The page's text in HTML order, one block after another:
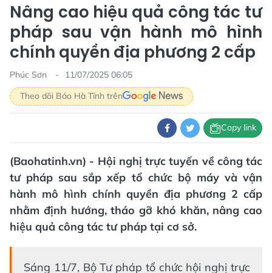
Nâng cao hiệu quả công tác tư
pháp sau vận hành mô hình
chính quyền địa phương 2 cấp
Phúc Sơn
11/07/2025 06:05
Theo dõi Báo Hà Tĩnh trên
Copy link
(Baohatinh.vn) - Hội nghị trực tuyến về công tác
tư pháp sau sắp xếp tổ chức bộ máy và vận
hành mô hình chính quyền địa phương 2 cấp
nhằm định hướng, tháo gỡ khó khăn, nâng cao
hiệu quả công tác tư pháp tại cơ sở.
Sáng 11/7, Bộ Tư pháp tổ chức hội nghị trực